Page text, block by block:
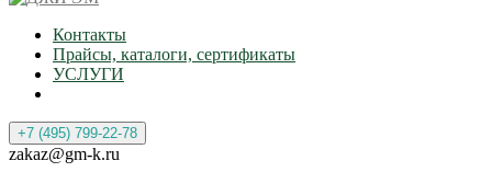
Контакты
Прайсы, каталоги, сертификаты
УСЛУГИ
+7 (495) 799-22-78
zakaz@gm-k.ru